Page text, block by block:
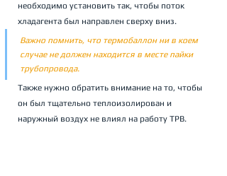
необходимо установить так, чтобы поток
хладагента был направлен сверху вниз.
Важно помнить, что термобаллон ни в коем
случае не должен находится в месте пайки
трубопровода.
Также нужно обратить внимание на то, чтобы
он был тщательно теплоизолирован и
наружный воздух не влиял на работу ТРВ.